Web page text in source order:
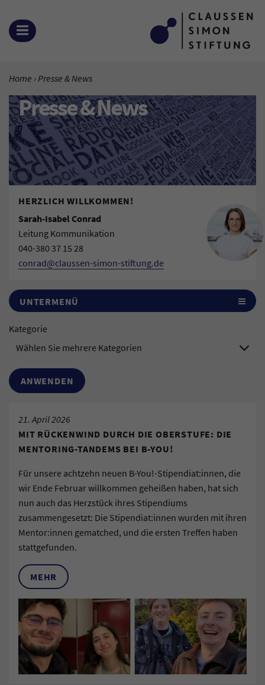
Zum Inhalt springen
MENÜ ÖFFNEN
SIE BEFINDEN SICH HIER:
Home Aktuelle Seite:
Presse & News
Presse & News
HERZLICH WILLKOMMEN!
Sarah-Isabel Conrad
Leitung Kommunikation
040-380 37 15 28
conrad@claussen-simon-stiftung.de
UNTERMENÜ
Kategorie
Wählen Sie mehrere Kategorien
21. April 2026
MIT RÜCKENWIND DURCH DIE OBERSTUFE: DIE
MENTORING-TANDEMS BEI B-YOU!
Für unsere achtzehn neuen B-You!-Stipendiat:innen, die
wir Ende Februar willkommen geheißen haben, hat sich
nun auch das Herzstück ihres Stipendiums
zusammengesetzt: Die Stipendiat:innen wurden mit ihren
Mentor:innen gematched, und die ersten Treffen haben
stattgefunden.
MEHR